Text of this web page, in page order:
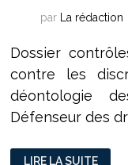
par La rédaction
Dossier
contre les
déontologie
Défenseur des
JACQUES
LIRE LA SUITE